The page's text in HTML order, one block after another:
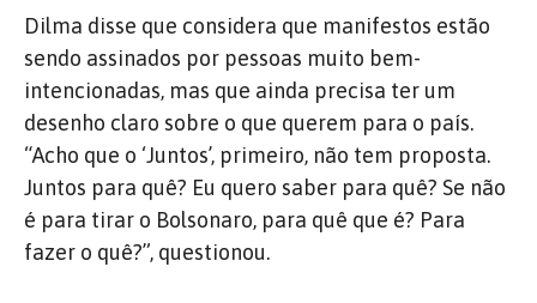
Dilma disse que considera que manifestos estão
sendo assinados por pessoas muito bem-
intencionadas, mas que ainda precisa ter um
desenho claro sobre o que querem para o país.
“Acho que o ‘Juntos’, primeiro, não tem proposta.
Juntos para quê? Eu quero saber para quê? Se não
é para tirar o Bolsonaro, para quê que é? Para
fazer o quê?”, questionou.